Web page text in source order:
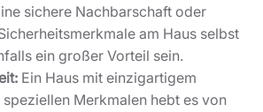
sichere Nachbarschaft oder
am Haus selbst
ein großer Vorteil sein.
Ein Haus mit einzigartigem
Merkmalen hebt es von